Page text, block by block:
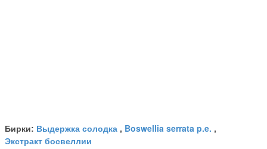
Бирки: Выдержка солодка , Boswellia serrata p.e. ,
Экстракт босвеллии